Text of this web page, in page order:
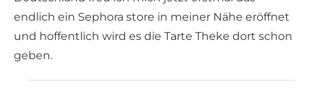
endlich ein Sephora store in meiner Nähe eröffnet
und hoffentlich wird es die Tarte Theke dort schon
geben.